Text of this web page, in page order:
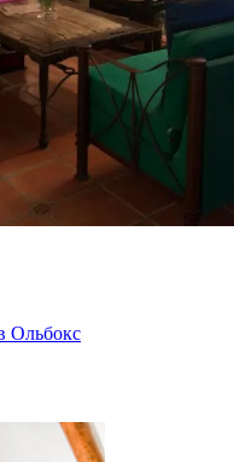
Ольбокс